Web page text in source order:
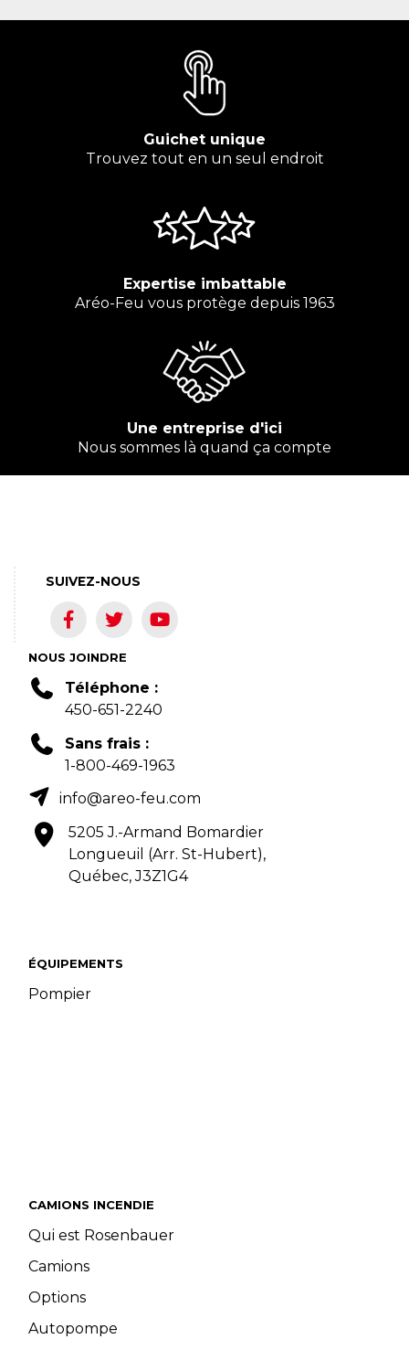
Guichet unique
Trouvez tout en un seul endroit
Expertise imbattable
Aréo-Feu vous protège depuis 1963
Une entreprise d'ici
Nous sommes là quand ça compte
ÉQUIPEMENTS
Pompier
CAMIONS INCENDIE
Qui est Rosenbauer
Camions
Options
Autopompe
NOUS JOINDRE
Téléphone :
450-651-2240
Sans frais :
1-800-469-1963
info@areo-feu.com
5205 J.-Armand Bomardier
Longueuil (Arr. St-Hubert),
Québec, J3Z1G4
SUIVEZ-NOUS